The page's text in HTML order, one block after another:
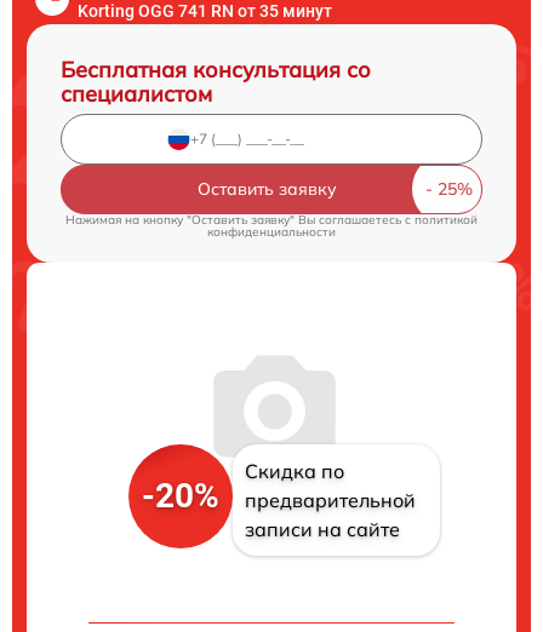
Korting OGG 741 RN от 35 минут
Бесплатная консультация со
специалистом
Оставить заявку
Нажимая на кнопку "Оставить заявку" Вы соглашаетесь cполитикой
конфиденциальности
-20%
Скидка по
предварительной
записи на сайте